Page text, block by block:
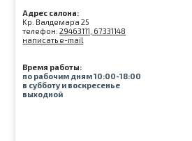
Адрес салона:
Kр. Валдемара 25
телефон:29463111, 67331148
написать e-mail
Время работы:
по рабочим дням 10:00-18:00
в субботу и воскресенье
выходной